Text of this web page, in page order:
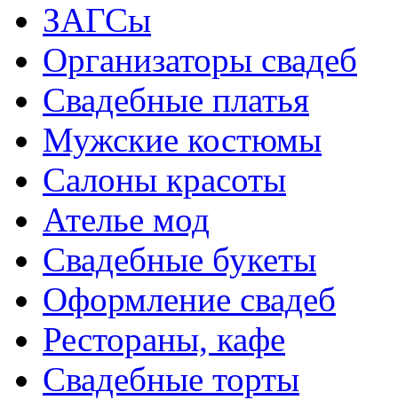
ЗАГСы
Организаторы свадеб
Свадебные платья
Мужские костюмы
Cалоны красоты
Ателье мод
Свадебные букеты
Оформление свадеб
Рестораны, кафе
Свадебные торты